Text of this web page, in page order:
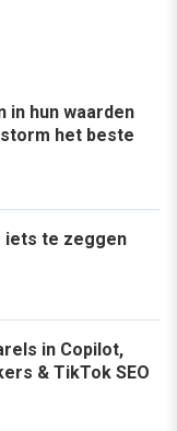
in hun waarden
het beste
iets te zeggen
in Copilot,
& TikTok SEO